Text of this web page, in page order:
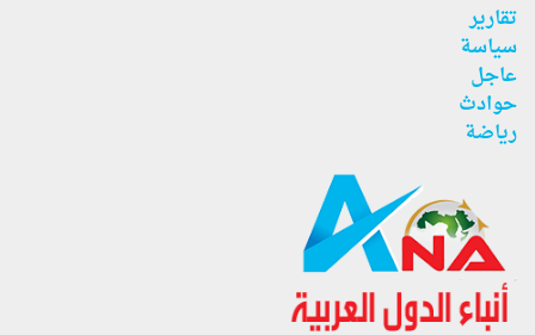
تقارير
سياسة
عاجل
حوادث
رياضة